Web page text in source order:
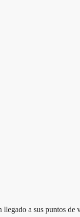
a sus puntos